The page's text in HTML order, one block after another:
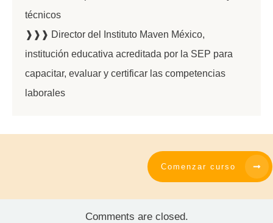
técnicos
❱❱❱ Director del Instituto Maven México,
institución educativa acreditada por la SEP para
capacitar, evaluar y certificar las competencias
laborales
Comenzar curso
Comments are closed.